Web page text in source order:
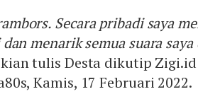
Secara pribadi saya
menarik semua suara
tulis Desta dikutip
Kamis, 17 Februari 2022.